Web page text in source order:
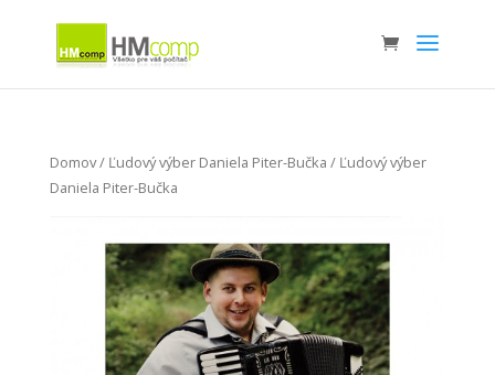
Domov/ Ľudový výber Daniela Piter-Bučka / Ľudový výber
Daniela Piter-Bučka